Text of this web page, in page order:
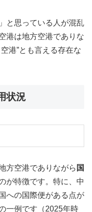
と思っている人が混乱
港は地方空港でありな
港”とも言える存在な
状況
方空港でありながら 国
が特徴です。特に、中
への国際便がある点が
一例です（2025年時